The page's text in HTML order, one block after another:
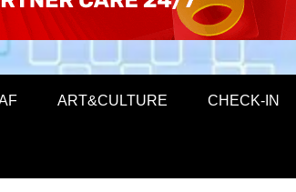
ART&CULTURE CHECK-IN